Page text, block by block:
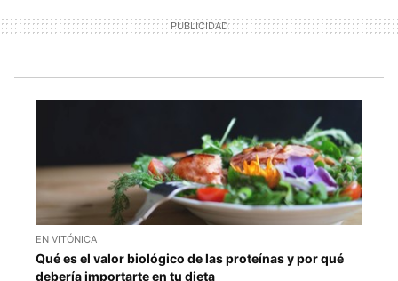
EN VITÓNICA
Qué es el valor biológico de las proteínas y por qué
debería importarte en tu dieta